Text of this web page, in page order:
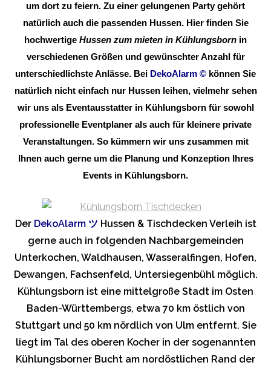
um dort zu feiern. Zu einer gelungenen Party gehört
natürlich auch die passenden Hussen. Hier finden Sie
hochwertige Hussen zum mieten in Kühlungsborn in
verschiedenen Größen und gewünschter Anzahl für
unterschiedlichste Anlässe. Bei DekoAlarm © können Sie
natürlich nicht einfach nur Hussen leihen, vielmehr sehen
wir uns als Eventausstatter in Kühlungsborn für sowohl
professionelle Eventplaner als auch für kleinere private
Veranstaltungen. So kümmern wir uns zusammen mit
Ihnen auch gerne um die Planung und Konzeption Ihres
Events in Kühlungsborn.
Der DekoAlarm ツ Hussen & Tischdecken Verleih ist
gerne auch in folgenden Nachbargemeinden
Unterkochen, Waldhausen, Wasseralfingen, Hofen,
Dewangen, Fachsenfeld, Untersiegenbühl möglich.
Kühlungsborn ist eine mittelgroße Stadt im Osten
Baden-Württembergs, etwa 70 km östlich von
Stuttgart und 50 km nördlich von Ulm entfernt. Sie
liegt im Tal des oberen Kocher in der sogenannten
Kühlungsborner Bucht am nordöstlichen Rand der